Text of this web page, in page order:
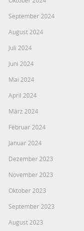
September 2024
August 2024
Juli 2024
Juni 2024
Mai 2024
April 2024
März 2024
Februar 2024
Januar 2024
Dezember 2023
November 2023
Oktober 2023
September 2023
August 2023